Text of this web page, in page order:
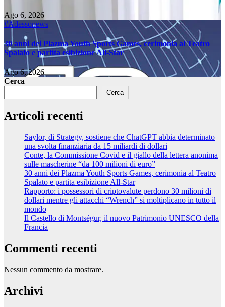
Ago 6, 2026
#Adessonews
30 anni dei Plazma Youth Sports Games, cerimonia al Teatro
Spalato e partita esibizione All-Star
Ago 6, 2026
Cerca
Cerca
Articoli recenti
Saylor, di Strategy, sostiene che ChatGPT abbia determinato
una svolta finanziaria da 15 miliardi di dollari
Conte, la Commissione Covid e il giallo della lettera anonima
sulle mascherine “da 100 milioni di euro”
30 anni dei Plazma Youth Sports Games, cerimonia al Teatro
Spalato e partita esibizione All-Star
Rapporto: i possessori di criptovalute perdono 30 milioni di
dollari mentre gli attacchi “Wrench” si moltiplicano in tutto il
mondo
Il Castello di Montségur, il nuovo Patrimonio UNESCO della
Francia
Commenti recenti
Nessun commento da mostrare.
Archivi